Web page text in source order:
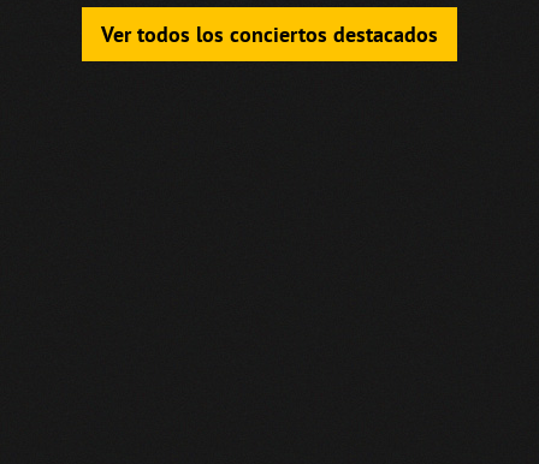
Ver todos los conciertos destacados